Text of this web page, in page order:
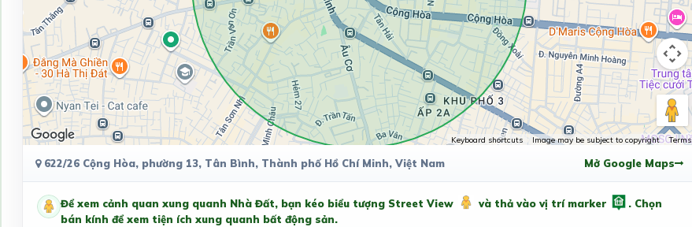
Keyboard shortcuts Image may be subject to copyright Terms
622/26 Cộng Hòa, phường 13, Tân Bình, Thành phố Hồ Chí Minh, Việt Nam Mở Google Maps
Để xem cảnh quan xung quanh Nhà Đất, bạn kéo biểu tượng Street View và thả vào vị trí marker
. Chọn
bán kính để xem tiện ích xung quanh bất động sản.